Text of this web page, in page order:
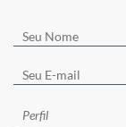
Perfil